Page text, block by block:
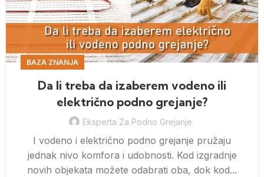
BAZA ZNANJA
Da li treba da izaberem vodeno ili
električno podno grejanje?
Eksperta Za Podno Grejanje
I vodeno i električno podno grejanje pružaju
jednak nivo komfora i udobnosti. Kod izgradnje
novih objekata možete odabrati oba, dok kod...